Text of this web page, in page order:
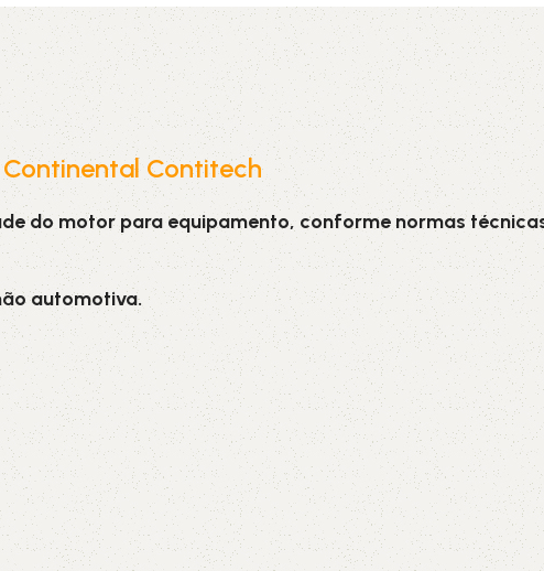
XPZ ZX
Contitech
do motor para equipamento, conforme normas técnicas
automotiva.